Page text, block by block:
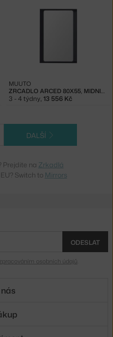
ZRCADLO ARCED 80X55, MIDNIGHT BLUE
MUUTO
3 - 4 týdny, 13 556 Kč
DALŠÍ
Prejdite na Zrkadlá
Switch to Mirrors
ODESLAT
zpracováním osobních údajů